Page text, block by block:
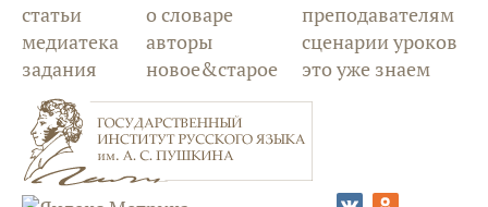
статьи
медиатека
задания
о словаре
авторы
новое&старое
преподавателям
сценарии уроков
это уже знаем